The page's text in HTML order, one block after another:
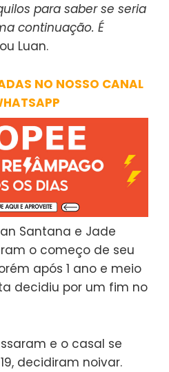
para saber se seria
continuação. É
Luan.
NO NOSSO CANAL
Santana e Jade
o começo de seu
após 1 ano e meio
decidiu por um fim no
e o casal se
decidiram noivar.